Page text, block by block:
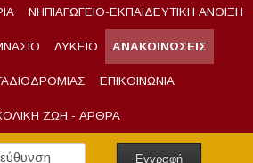
ΝΗΠΙΑΓΩΓΕΙΟ-ΕΚΠΑΙΔΕΥΤΙΚΗ ΑΝΟΙΞΗ
ΛΥΚΕΙΟ ΑΝΑΚΟΙΝΩΣΕΙΣ
ΕΠΙΚΟΙΝΩΝΙΑ
ΖΩΗ - ΑΡΘΡΑ